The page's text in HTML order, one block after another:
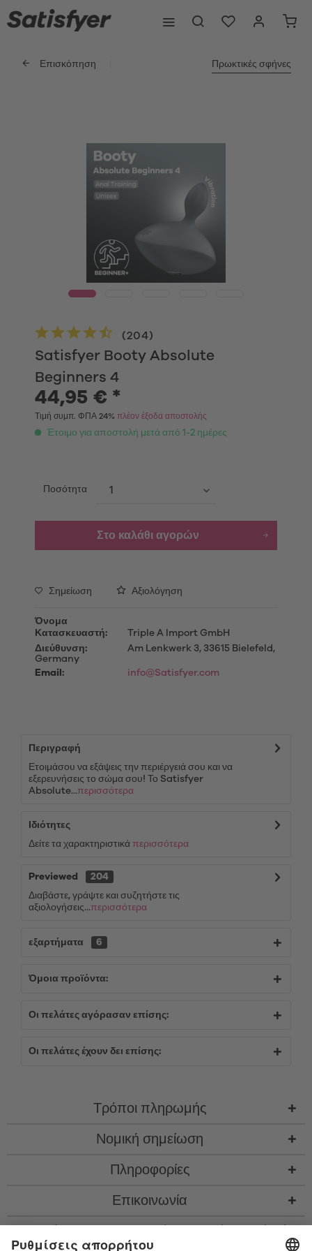
Επισκόπηση Πρωκτικές σφήνες
Satisfyer Booty Absolute
Beginners 4
(204)
44,95 € *
Τιμή συμπ. ΦΠΑ 24% πλέον έξοδα αποστολής
Έτοιμο για αποστολή μετά από 1-2 ημέρες
Ποσότητα
Στο καλάθι αγορών
Σημείωση Αξιολόγηση
Όνομα
Κατασκευαστή:
Triple A Import GmbH
Διεύθυνση:
Am Lenkwerk 3, 33615 Bielefeld,
Germany
Email:
info@Satisfyer.com
Περιγραφή
Ετοιμάσου να εξάψεις την περιέργειά σου και να
εξερευνήσεις το σώμα σου! Το Satisfyer
Absolute...περισσότερα
Ιδιότητες
Δείτε τα χαρακτηριστικά περισσότερα
Previewed
204
Διαβάστε, γράψτε και συζητήστε τις
αξιολογήσεις...περισσότερα
εξαρτήματα 6
Όμοια προϊόντα:
Οι πελάτες αγόρασαν επίσης:
Οι πελάτες έχουν δει επίσης:
Τρόποι πληρωμής
Νομική σημείωση
Πληροφορίες
Επικοινωνία
παραλαβής, αν δεν περιγράφεται κάτι διαφορετικό